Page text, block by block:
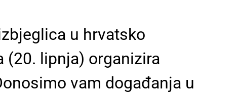
u hrvatsko
(20. lipnja) organizira
vam događanja u